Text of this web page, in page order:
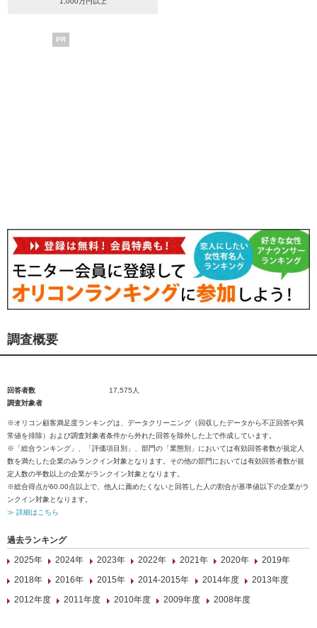
PR
調査概要
回答者数
17,575人
調査対象者
※オリコン顧客満足度ランキングは、データクリーニング（回収したデータから不正回答や異
常値を排除）および調査対象者条件から外れた回答を除外した上で作成しています。
※「総合ランキング」、「評価項目別」、部門の「業態別」においては有効回答者数が規定人
数を満たした企業のみランクイン対象となります。その他の部門においては有効回答者数が規
定人数の半数以上の企業がランクイン対象となります。
※総合得点が60.00点以上で、他人に薦めたくないと回答した人の割合が基準値以下の企業がラ
ンクイン対象となります。
≫ 詳細はこちら
過去ランキング
2025年
2024年 2023年 2022年 2021年 2020年
2019年
2018年
2016年 2015年 2014-2015年 2014年度
2013年度
2012年度
2011年度 2010年度 2009年度 2008年度